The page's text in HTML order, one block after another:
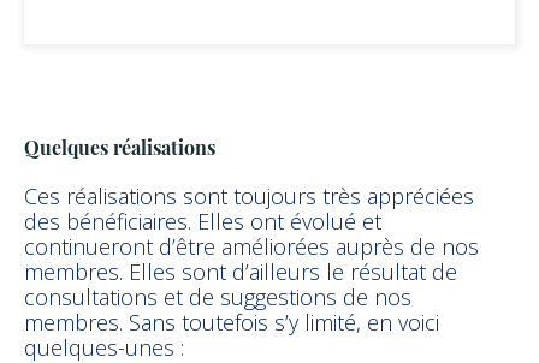
Quelques réalisations
Ces réalisations sont toujours très appréciées
des bénéficiaires. Elles ont évolué et
continueront d’être améliorées auprès de nos
membres. Elles sont d’ailleurs le résultat de
consultations et de suggestions de nos
membres. Sans toutefois s’y limité, en voici
quelques-unes :